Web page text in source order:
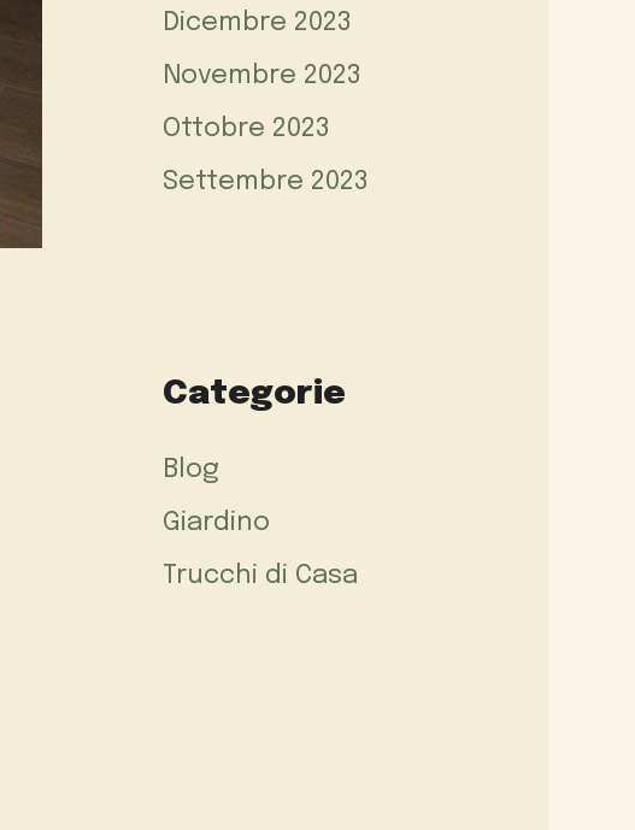
Dicembre 2023
Novembre 2023
Ottobre 2023
Settembre 2023
Categorie
Blog
Giardino
Trucchi di Casa